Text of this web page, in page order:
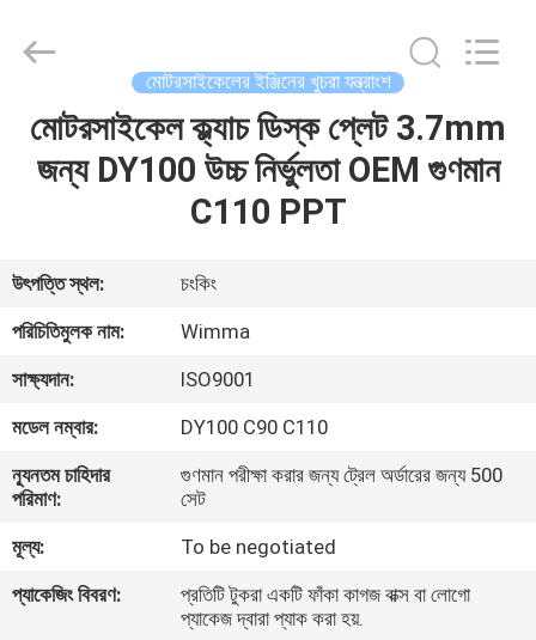
বাড়ি
ভিডিও
সম্বন্ধে
কারখানা
গুণমান
Parts
Reserved.
মোটরসাইকেলের ইঞ্জিনের খুচরা যন্ত্রাংশ
মোটরসাইকেল ক্ল্যাচ ডিস্ক প্লেট 3.7mm
জন্য DY100 উচ্চ নির্ভুলতা OEM গুণমান
C110 PPT
উৎপত্তি স্থল:
চংকিং
পরিচিতিমুলক নাম:
Wimma
সাক্ষ্যদান:
ISO9001
মডেল নম্বার:
DY100 C90 C110
ন্যূনতম চাহিদার
পরিমাণ:
গুণমান পরীক্ষা করার জন্য ট্রেল অর্ডারের জন্য 500
সেট
মূল্য:
To be negotiated
প্যাকেজিং বিবরণ:
প্রতিটি টুকরা একটি ফাঁকা কাগজ বাক্স বা লোগো
প্যাকেজ দ্বারা প্যাক করা হয়.